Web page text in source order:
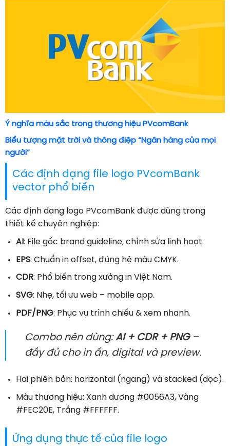
Ý nghĩa màu sắc trong thương hiệu PVcomBank
Biểu tượng mặt trời và thông điệp “Ngân hàng của mọi
người”
Các định dạng file logo PVcomBank
vector phổ biến
Các định dạng logo PVcomBank được dùng trong
thiết kế chuyên nghiệp:
AI : File gốc brand guideline, chỉnh sửa linh hoạt.
EPS: Chuẩn in offset, đúng hệ màu CMYK.
CDR: Phổ biến trong xưởng in Việt Nam.
SVG: Nhẹ, tối ưu web – mobile app.
PDF/PNG: Phục vụ trình chiếu & xem nhanh.
Combo nên dùng:AI + CDR + PNG–
đầy đủ cho in ấn, digital và preview.
Hai phiên bản: horizontal (ngang) và stacked (dọc).
Màu thương hiệu: Xanh dương #0056A3, Vàng
#FEC20E, Trắng #FFFFFF.
Ứng dụng thực tế của file logo